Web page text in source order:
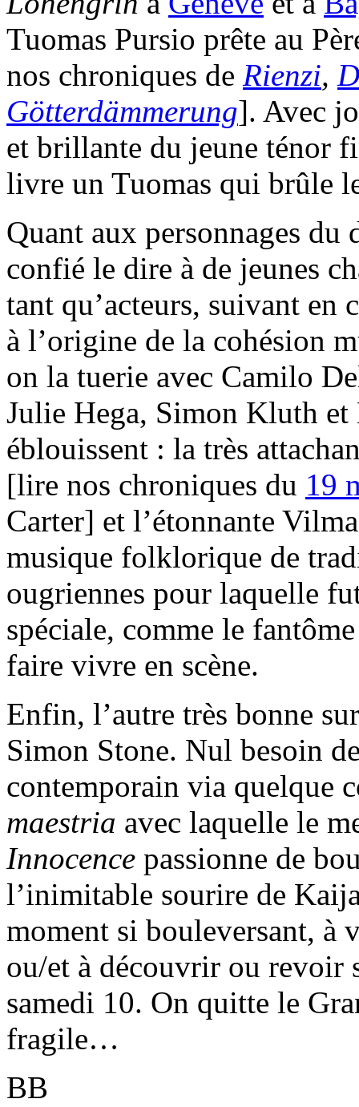
Tuomas Pursio prête au
nos chroniques de Rienzi,
Götterdämmerung]. Avec
et brillante du jeune ténor
livre un Tuomas qui brûle
Quant aux personnages du
confié le dire à de jeunes
tant qu’acteurs, suivant en
à l’origine de la cohésion
on la tuerie avec Camilo
Julie Hega, Simon Kluth
éblouissent : la très
[lire nos chroniques du 19
Carter] et l’étonnante
musique folklorique de
ougriennes pour laquelle
spéciale, comme le
faire vivre en scène.
Enfin, l’autre très bonne
Simon Stone. Nul besoin
contemporain via quelque
maestria avec laquelle le
Innocence passionne de
l’inimitable sourire de
moment si bouleversant, à
ou/et à découvrir ou revoir
samedi 10. On quitte le
fragile…
BB